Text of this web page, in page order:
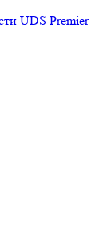
UDS Premier